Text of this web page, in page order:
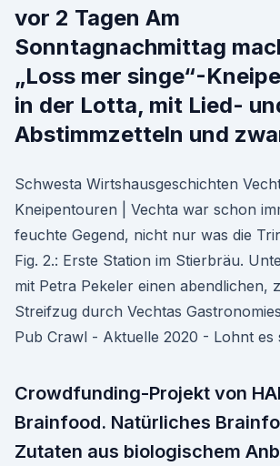
vor 2 Tagen Am
Sonntagnachmittag
„Loss mer singe“-
in der Lotta, mit Lied-
Abstimmzetteln und
Schwesta Wirtshausgeschichten
Kneipentouren | Vechta war schon
feuchte Gegend, nicht nur was die
Fig. 2.: Erste Station im Stierbräu.
mit Petra Pekeler einen abendlichen,
Streifzug durch Vechtas
Pub Crawl - Aktuelle 2020 - Lohnt es
Crowdfunding-Projekt von
Brainfood. Natürliches
Zutaten aus biologischem